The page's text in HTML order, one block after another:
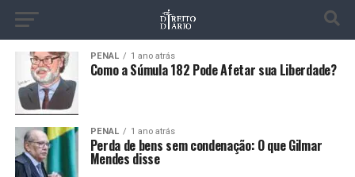
PENAL 1 ano atrás
Como a Súmula 182 Pode Afetar sua Liberdade?
PENAL 1 ano atrás
Perda de bens sem condenação: O que Gilmar
Mendes disse